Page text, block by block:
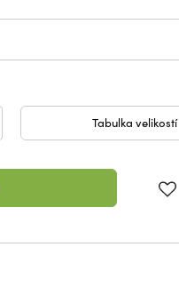
Tabulka velikostí